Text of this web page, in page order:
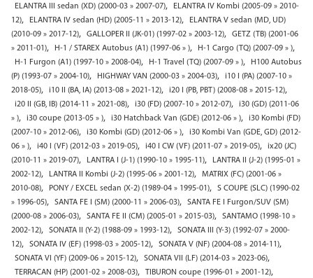
ELANTRA III sedan (XD) (2000-03 » 2007-07),
ELANTRA IV Kombi (2005-09 » 2010-
12), ELANTRA IV sedan (HD) (2005-11 » 2013-12),
ELANTRA V sedan (MD, UD)
(2010-09 » 2017-12), GALLOPER II (JK-01) (1997-02 » 2003-12),
GETZ (TB) (2001-06
» 2011-01), H-1 / STAREX Autobus (A1) (1997-06 » ), H-1 Cargo (TQ) (2007-09 » ),
H-1 Furgon (A1) (1997-10 » 2008-04), H-1 Travel (TQ) (2007-09 » ),
H100 Autobus
(P) (1993-07 » 2004-10), HIGHWAY VAN (2000-03 » 2004-03),
i10 I (PA) (2007-10 »
2018-05), i10 II (BA, IA) (2013-08 » 2021-12), i20 I (PB, PBT) (2008-08 » 2015-12),
i20 II (GB, IB) (2014-11 » 2021-08), i30 (FD) (2007-10 » 2012-07),
i30 (GD) (2011-06
» ), i30 coupe (2013-05 » ), i30 Hatchback Van (GDE) (2012-06 » ),
i30 Kombi (FD)
(2007-10 » 2012-06), i30 Kombi (GD) (2012-06 » ),
i30 Kombi Van (GDE, GD) (2012-
06 » ), i40 I (VF) (2012-03 » 2019-05), i40 I CW (VF) (2011-07 » 2019-05),
ix20 (JC)
(2010-11 » 2019-07), LANTRA I (J-1) (1990-10 » 1995-11),
LANTRA II (J-2) (1995-01 »
2002-12), LANTRA II Kombi (J-2) (1995-06 » 2001-12),
MATRIX (FC) (2001-06 »
2010-08), PONY / EXCEL sedan (X-2) (1989-04 » 1995-01),
S COUPE (SLC) (1990-02
» 1996-05), SANTA FE I (SM) (2000-11 » 2006-03),
SANTA FE I Furgon/SUV (SM)
(2000-08 » 2006-03), SANTA FE II (CM) (2005-01 » 2015-03),
SANTAMO (1998-10 »
2002-12), SONATA II (Y-2) (1988-09 » 1993-12),
SONATA III (Y-3) (1992-07 » 2000-
12), SONATA IV (EF) (1998-03 » 2005-12), SONATA V (NF) (2004-08 » 2014-11),
SONATA VI (YF) (2009-06 » 2015-12), SONATA VII (LF) (2014-03 » 2023-06),
TERRACAN (HP) (2001-02 » 2008-03), TIBURON coupe (1996-01 » 2001-12),